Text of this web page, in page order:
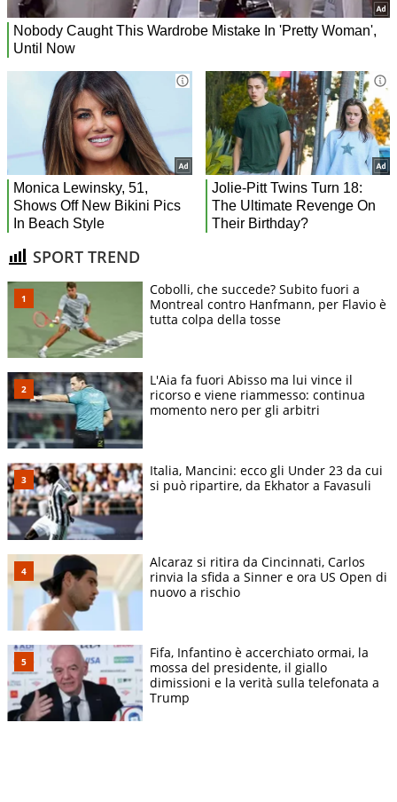
SPORT TREND
Cobolli, che succede? Subito fuori a
Montreal contro Hanfmann, per Flavio è
tutta colpa della tosse
L'Aia fa fuori Abisso ma lui vince il
ricorso e viene riammesso: continua
momento nero per gli arbitri
Italia, Mancini: ecco gli Under 23 da cui
si può ripartire, da Ekhator a Favasuli
Alcaraz si ritira da Cincinnati, Carlos
rinvia la sfida a Sinner e ora US Open di
nuovo a rischio
Fifa, Infantino è accerchiato ormai, la
mossa del presidente, il giallo
dimissioni e la verità sulla telefonata a
Trump